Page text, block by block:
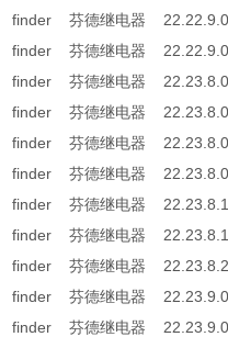
finder 芬德继电器
finder 芬德继电器
finder 芬德继电器
finder 芬德继电器
finder 芬德继电器
finder 芬德继电器
finder 芬德继电器
finder 芬德继电器
finder 芬德继电器
finder 芬德继电器
finder 芬德继电器